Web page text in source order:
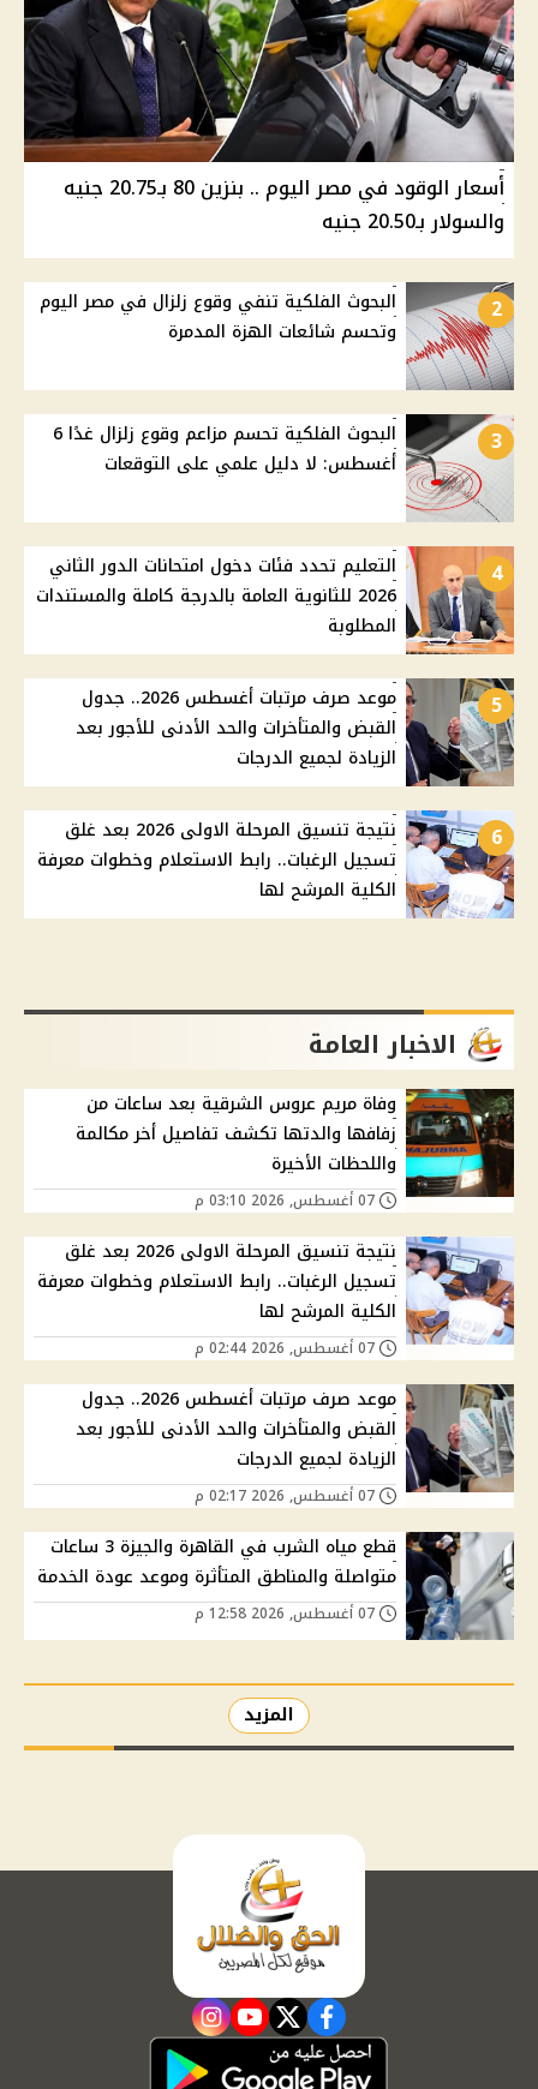
أسعار الوقود في مصر اليوم .. بنزين 80 بـ20.75 جنيه
والسولار بـ20.50 جنيه
2
البحوث الفلكية تنفي وقوع زلزال في مصر اليوم
وتحسم شائعات الهزة المدمرة
3
البحوث الفلكية تحسم مزاعم وقوع زلزال غدًا 6
أغسطس: لا دليل علمي على التوقعات
4
التعليم تحدد فئات دخول امتحانات الدور الثاني
2026 للثانوية العامة بالدرجة كاملة والمستندات
المطلوبة
5
موعد صرف مرتبات أغسطس 2026.. جدول
القبض والمتأخرات والحد الأدنى للأجور بعد
الزيادة لجميع الدرجات
6
نتيجة تنسيق المرحلة الاولى 2026 بعد غلق
تسجيل الرغبات.. رابط الاستعلام وخطوات معرفة
الكلية المرشح لها
الاخبار العامة
وفاة مريم عروس الشرقية بعد ساعات من
زفافها والدتها تكشف تفاصيل أخر مكالمة
واللحظات الأخيرة
نتيجة تنسيق المرحلة الاولى 2026 بعد غلق
تسجيل الرغبات.. رابط الاستعلام وخطوات معرفة
الكلية المرشح لها
موعد صرف مرتبات أغسطس 2026.. جدول
القبض والمتأخرات والحد الأدنى للأجور بعد
الزيادة لجميع الدرجات
قطع مياه الشرب في القاهرة والجيزة 3 ساعات
متواصلة والمناطق المتأثرة وموعد عودة الخدمة
المزيد
facebook
twitter
youtube
instagram